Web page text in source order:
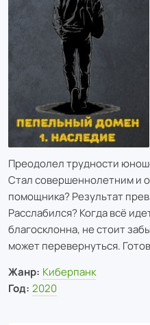
Преодолел трудности
Стал совершеннолетним и
помощника? Результат
Расслабился? Когда всё
благосклонна, не стоит
может перевернуться.
Жанр: Киберпанк
Год: 2020